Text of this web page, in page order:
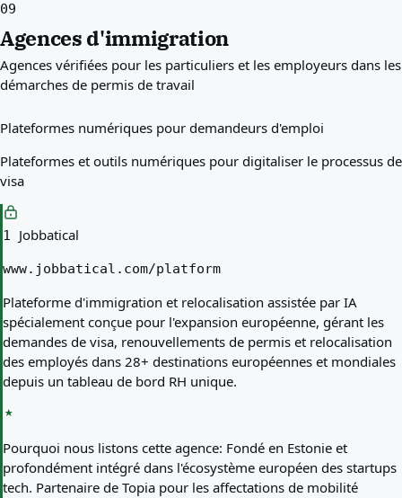
09
Agences d'immigration
Agences vérifiées pour les particuliers et les employeurs dans les
démarches de permis de travail
Plateformes numériques pour demandeurs d'emploi
Plateformes et outils numériques pour digitaliser le processus de
visa
1 Jobbatical
www.jobbatical.com/platform
Plateforme d'immigration et relocalisation assistée par IA
spécialement conçue pour l'expansion européenne, gérant les
demandes de visa, renouvellements de permis et relocalisation
des employés dans 28+ destinations européennes et mondiales
depuis un tableau de bord RH unique.
Pourquoi nous listons cette agence: Fondé en Estonie et
profondément intégré dans l'écosystème européen des startups
tech. Partenaire de Topia pour les affectations de mobilité